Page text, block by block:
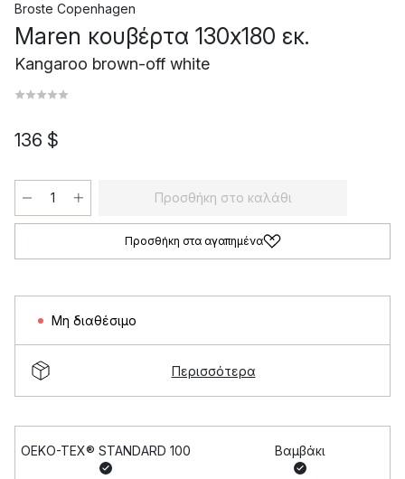
Broste Copenhagen
Maren κουβέρτα 130x180 εκ.
Kangaroo brown-off white
136 $
Προσθήκη στο καλάθι
Προσθήκη στα αγαπημένα
Μη διαθέσιμο
Περισσότερα
OEKO-TEX® STANDARD 100 Βαμβάκι